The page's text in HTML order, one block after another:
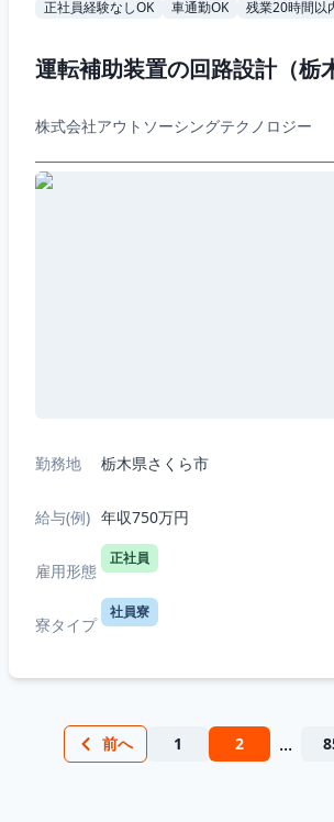
正社員経験なしOK 車通勤OK 残業20時間以
運転補助装置の回路設計（栃
株式会社アウトソーシングテクノロジー
勤務地 栃木県さくら市
給与(例) 年収750万円
雇用形態
正社員
寮タイプ
社員寮
前へ 1 2 ...